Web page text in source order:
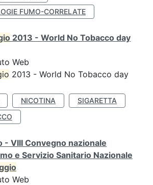
FUMO-CORRELATE
2013 - World No Tobacco day
Web
2013 - World No Tobacco day
NICOTINA
SIGARETTA
- VIII Convegno nazionale
e Servizio Sanitario Nazionale
Web